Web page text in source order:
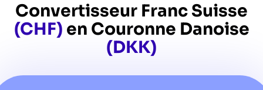
Convertisseur Franc Suisse
(CHF) en Couronne Danoise
(DKK)